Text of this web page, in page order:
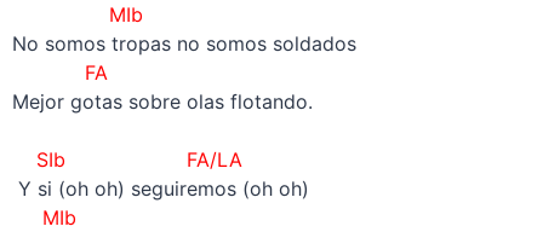
MIb
No somos tropas no somos soldados
FA
Mejor gotas sobre olas flotando.
SIb FA/LA
Y si (oh oh) seguiremos (oh oh)
MIb